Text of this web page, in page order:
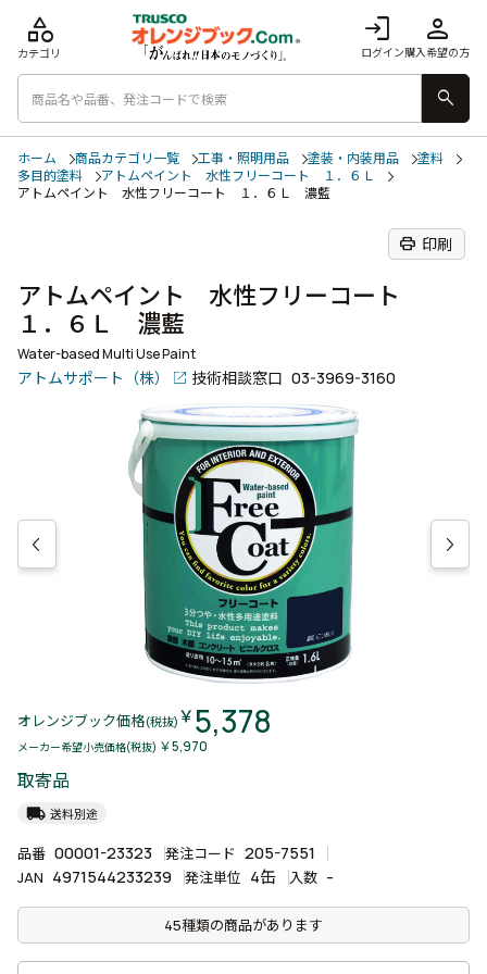
login
ログイン
person
購入希望の方
category
カテゴリ
search
ホーム 商品カテゴリ一覧 工事・照明用品 塗装・内装用品
塗料
多目的塗料
アトムペイント 水性フリーコート １．６Ｌ
アトムペイント 水性フリーコート １．６Ｌ 濃藍
print 印刷
アトムペイント 水性フリーコート
１．６Ｌ 濃藍
Water-based Multi Use Paint
アトムサポート（株） 技術相談窓口 03-3969-3160
オレンジブック価格(税抜) ￥5,378
メーカー希望小売価格(税抜) ￥5,970
取寄品
local_shipping 送料別途
品番 00001-23323 発注コード 205-7551
JAN 4971544233239 発注単位 4缶 入数 -
45種類の商品があります